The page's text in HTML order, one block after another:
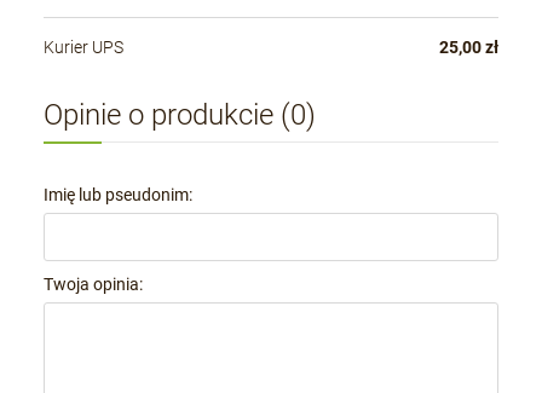
Kurier UPS 25,00 zł
Opinie o produkcie (0)
Imię lub pseudonim:
Twoja opinia: